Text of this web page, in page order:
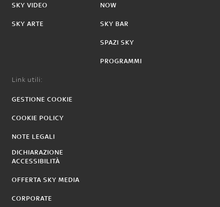
SKY VIDEO
SKY ARTE
NOW
SKY BAR
SPAZI SKY
PROGRAMMI
Link utili:
GESTIONE COOKIE
COOKIE POLICY
NOTE LEGALI
DICHIARAZIONE
ACCESSIBILITÀ
OFFERTA SKY MEDIA
CORPORATE